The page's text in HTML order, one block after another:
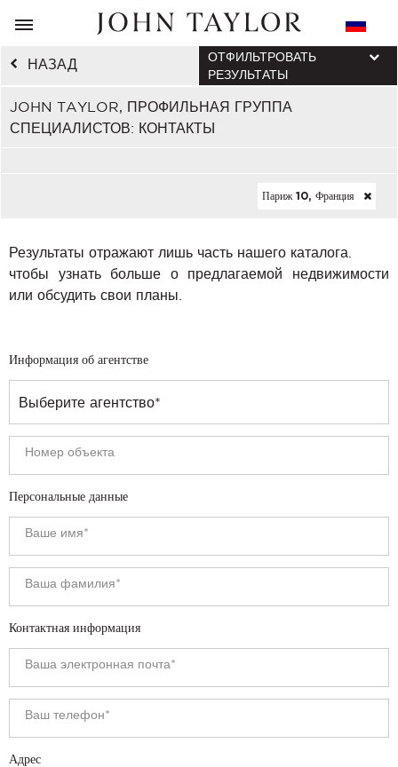
НАЗАД
JOHN TAYLOR, ПРОФИЛЬНАЯ ГРУППА
СПЕЦИАЛИСТОВ: КОНТАКТЫ
ОТФИЛЬТРОВАТЬ
РЕЗУЛЬТАТЫ
Париж 10, Франция
Результаты отражают лишь часть нашего каталога.
чтобы узнать больше о предлагаемой недвижимости
или обсудить свои планы.
Информация об агентстве
Персональные данные
Контактная информация
Адрес